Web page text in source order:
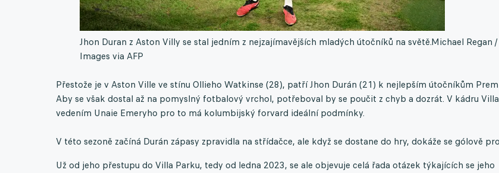
Jhon Duran z Aston Villy se stal jedním z nejzajímavějších mladých útočníků na světě.Michael Regan
Images via AFP
Přestože je v Aston Ville ve stínu Ollieho Watkinse (28), patří Jhon Durán (21) k nejlepším útočníkům
Aby se však dostal až na pomyslný fotbalový vrchol, potřeboval by se poučit z chyb a dozrát. V kádru
vedením Unaie Emeryho pro to má kolumbijský forvard ideální podmínky.
V této sezoně začíná Durán zápasy zpravidla na střídačce, ale když se dostane do hry, dokáže se gólově
Už od jeho přestupu do Villa Parku, tedy od ledna 2023, se ale objevuje celá řada otázek týkajících se jeho